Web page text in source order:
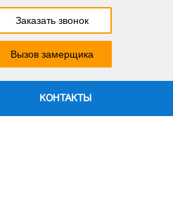
Заказать звонок
Вызов замерщика
КОНТАКТЫ